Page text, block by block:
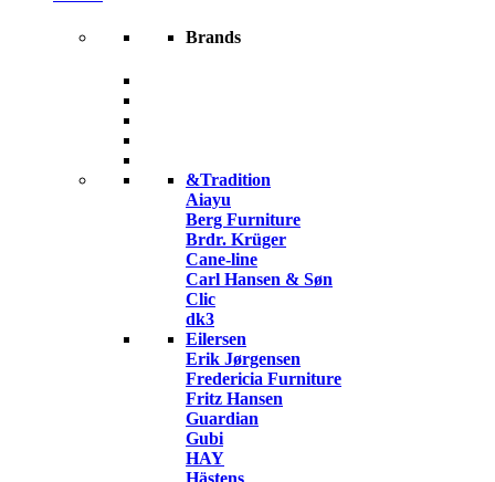
Brands
&Tradition
Aiayu
Berg Furniture
Brdr. Krüger
Cane-line
Carl Hansen & Søn
Clic
dk3
Eilersen
Erik Jørgensen
Fredericia Furniture
Fritz Hansen
Guardian
Gubi
HAY
Hästens